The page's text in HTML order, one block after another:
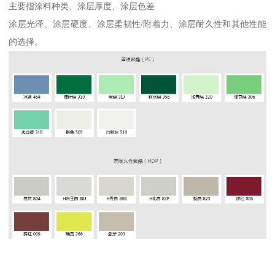
主要指涂料种类、涂层厚度、涂层色差
涂层光泽、涂层硬度、涂层柔韧性/附着力、涂层耐久性和其他性能
的选择。